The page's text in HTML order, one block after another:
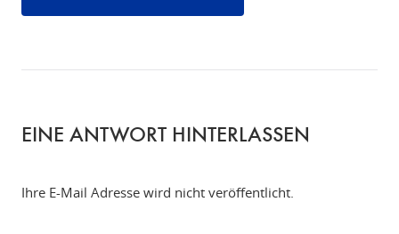
EINE ANTWORT HINTERLASSEN
Ihre E-Mail Adresse wird nicht veröffentlicht.